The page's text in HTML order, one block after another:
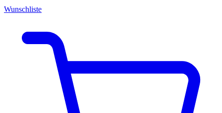
Wunschliste